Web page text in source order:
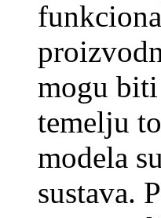
mogu
temelju
modela
sustava.